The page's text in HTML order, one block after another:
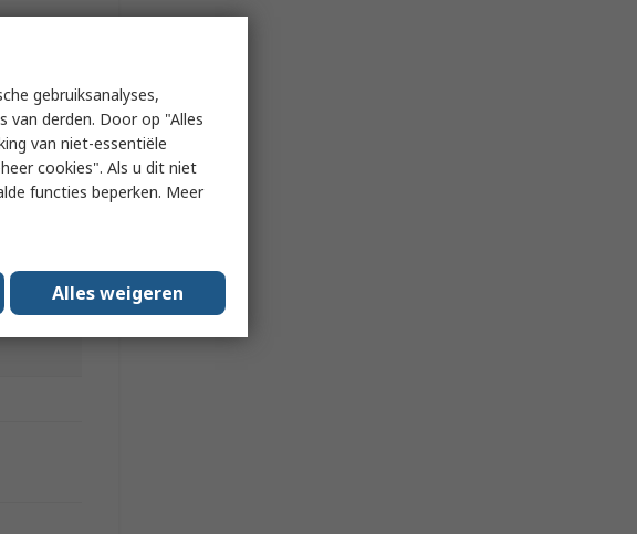
4-
gebruiksanalyses,
van derden. Door op "Alles
van niet-essentiële
cookies". Als u dit niet
functies beperken. Meer
Alles weigeren